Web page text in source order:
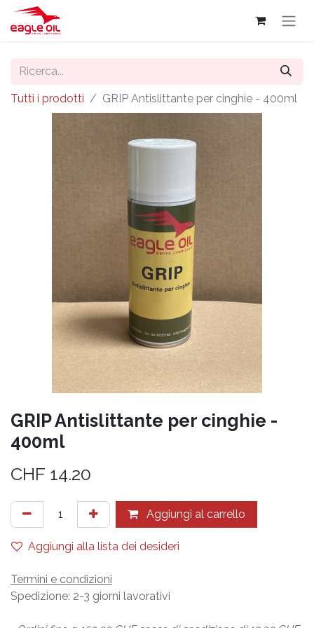
Tutti i prodotti GRIP Antislittante per cinghie - 400ml
GRIP Antislittante per cinghie -
400ml
CHF 14.20
Aggiungi al carrello
Aggiungi alla lista dei desideri
Termini e condizioni
Spedizione: 2-3 giorni lavorativi